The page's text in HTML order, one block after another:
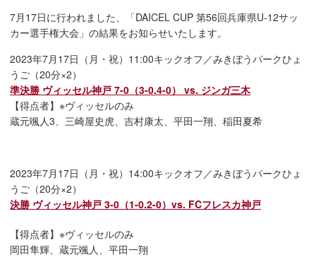
7月17日に行われました、「DAICEL CUP 第56回兵庫県U-12サッ
カー選手権大会」の結果をお知らせいたします。
2023年7月17日（月・祝）11:00キックオフ／みきぼうパークひょ
うご（20分×2）
準決勝 ヴィッセル神戸 7-0（3-0.4-0） vs. ジンガ三木
【得点者】※ヴィッセルのみ
蔵元颯人3、三崎屋史虎、吉村康太、平田一翔、稲田夏希
2023年7月17日（月・祝）14:00キックオフ／みきぼうパークひょ
うご（20分×2）
決勝 ヴィッセル神戸 3-0（1-0.2-0）vs. FCフレスカ神戸
【得点者】※ヴィッセルのみ
岡田隼輝、蔵元颯人、平田一翔